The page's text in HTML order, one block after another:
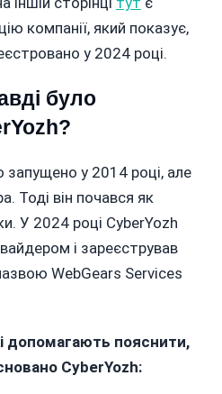
компанії, який показує,
у 2024 році.
було
запущено у 2014 році, але
Тоді він почався як
У 2024 році CyberYozh
і зареєстрував
WebGears Services
допомагають пояснити,
CyberYozh: